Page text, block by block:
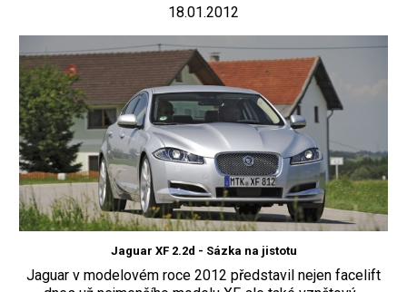
18.01.2012
Jaguar XF 2.2d - Sázka na jistotu
Jaguar v modelovém roce 2012 představil nejen facelift